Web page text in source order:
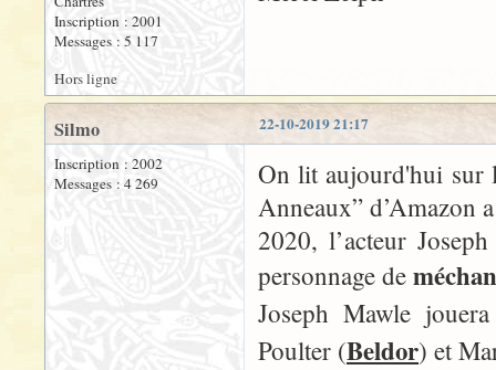
Inscription : 2001
Messages : 5 117
Hors ligne
22-10-2019 21:17
Silmo
Inscription : 2002
Messages : 4 269
On lit aujourd'hui
Anneaux” d’Amazon
2020, l’acteur
personnage de
Joseph Mawle
Poulter (Beldor) et